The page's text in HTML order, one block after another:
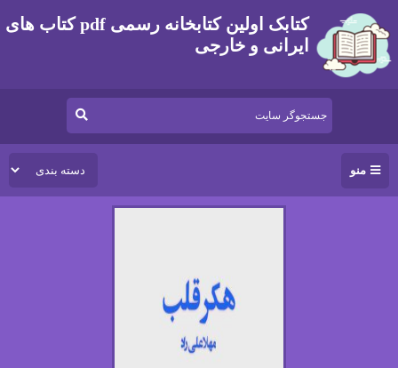
کتابک اولین کتابخانه رسمی pdf کتاب های
ایرانی و خارجی
منو